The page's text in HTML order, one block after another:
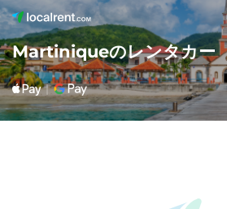
Martiniqueのレンタカー